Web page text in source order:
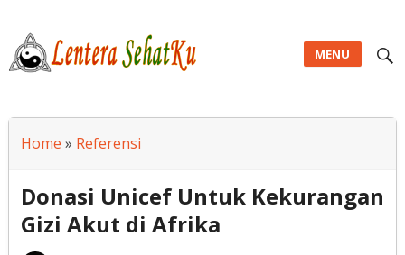
MENU
Home » Referensi
Donasi Unicef Untuk Kekurangan
Gizi Akut di Afrika